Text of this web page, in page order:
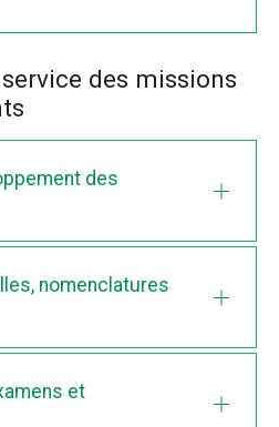
des missions
des
nomenclatures
et